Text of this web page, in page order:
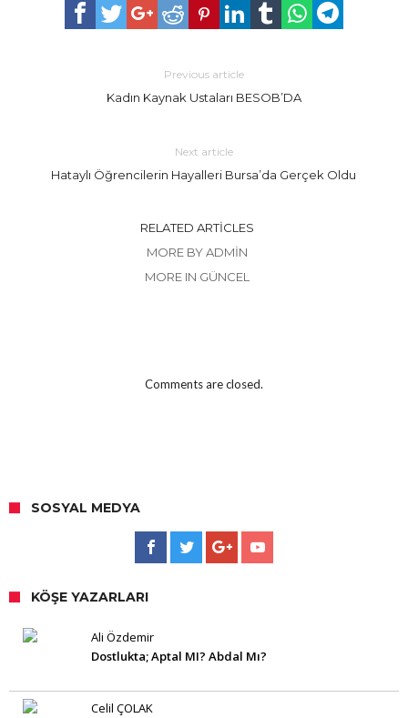
Previous article
Kadın Kaynak Ustaları BESOB’DA
Next article
Hataylı Öğrencilerin Hayalleri Bursa’da Gerçek Oldu
RELATED ARTICLES
MORE BY ADMIN
MORE IN GÜNCEL
Comments are closed.
SOSYAL MEDYA
KÖŞE YAZARLARI
Ali Özdemir
Dostlukta; Aptal MI? Abdal Mı?
Celil ÇOLAK